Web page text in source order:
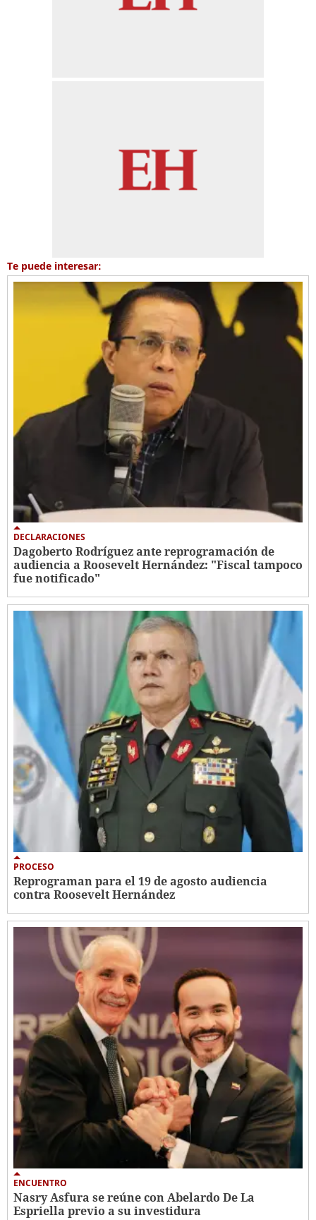
Te puede interesar:
DECLARACIONES
Dagoberto Rodríguez ante reprogramación de
audiencia a Roosevelt Hernández: "Fiscal tampoco
fue notificado"
PROCESO
Reprograman para el 19 de agosto audiencia
contra Roosevelt Hernández
ENCUENTRO
Nasry Asfura se reúne con Abelardo De La
Espriella previo a su investidura